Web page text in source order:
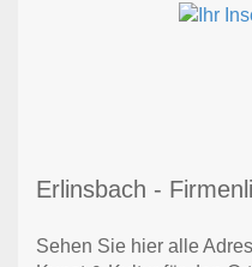
Erlinsbach -
Sehen Sie hier alle